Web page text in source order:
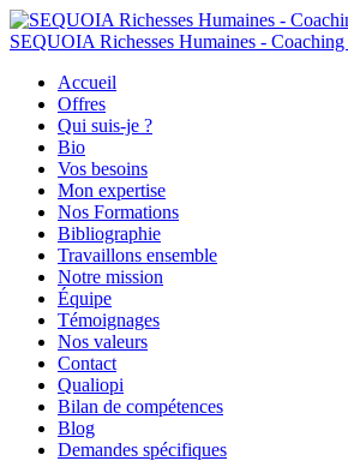
SEQUOIA Richesses Humaines -
Accueil
Offres
Qui suis-je ?
Bio
Vos besoins
Mon expertise
Nos Formations
Bibliographie
Travaillons ensemble
Notre mission
Équipe
Témoignages
Nos valeurs
Contact
Qualiopi
Bilan de compétences
Blog
Demandes spécifiques